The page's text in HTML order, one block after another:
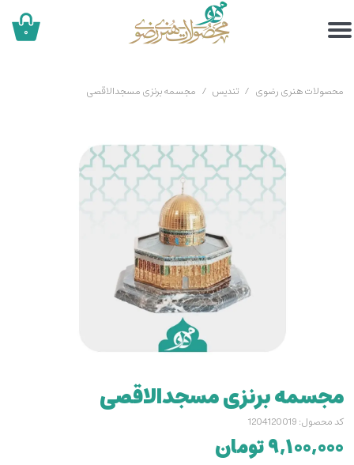
۰
محصولات هنری رضوی تندیس مجسمه برنزی مسجدالاقصی
مجسمه برنزی مسجدالاقصی
کد محصول: 1204120019
۹,۱۰۰,۰۰۰ تومان